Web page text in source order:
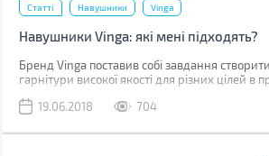
Статті Навушники Vinga
Навушники Vinga: які мені підходять?
Бренд Vinga поставив собі завдання
гарнітури високої якості для різних цілей в
призначенням. Як же визначитися?
19.06.2018 704